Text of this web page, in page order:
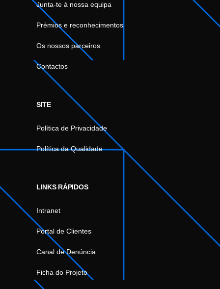
Junta-te à nossa equipa
Prémios e reconhecimentos
Os nossos parceiros
Contactos
SITE
Política de Privacidade
Política da Qualidade
LINKS RÁPIDOS
Intranet
Portal de Clientes
Canal de Denúncia
Ficha do Projeto